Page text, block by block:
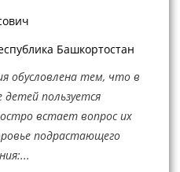
Башкортостан
обусловлена тем, что в
детей пользуется
встает вопрос их
подрастающего